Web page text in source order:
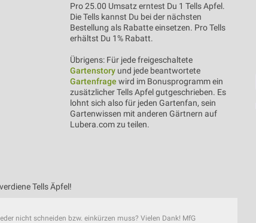
Pro 25.00 Umsatz erntest Du 1 Tells Apfel.
Die Tells kannst Du bei der nächsten
Bestellung als Rabatte einsetzen. Pro Tells
erhältst Du 1% Rabatt.
Übrigens: Für jede freigeschaltete
Gartenstory und jede beantwortete
Gartenfrage wird im Bonusprogramm ein
zusätzlicher Tells Apfel gutgeschrieben. Es
lohnt sich also für jeden Gartenfan, sein
Gartenwissen mit anderen Gärtnern auf
Lubera.com zu teilen.
Tells Äpfel!
nicht schneiden bzw. einkürzen muss? Vielen Dank! MfG